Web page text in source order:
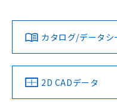
対応済み
中国 RoHS 注意事項
LR型式承認
（イギリス
船舶規格）
DNV型
（ノル
No No
カタログ/データ
2D CADデータ